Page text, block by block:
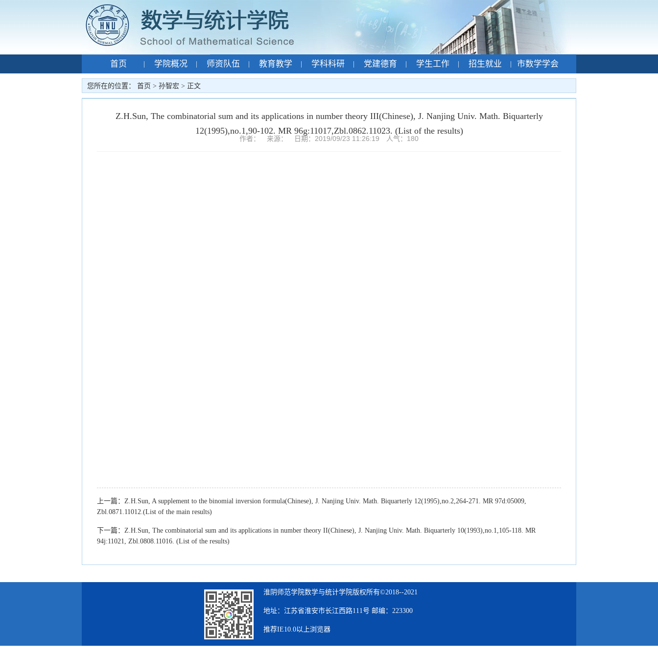
首页 学院概况 师资队伍 教育教学 学科科研 党建德育 学生工作 招生就业
市数学学会
专题网站
| 孙智宏 |
您所在的位置： 首页 > 孙智宏 > 正文
Z.H.Sun, The combinatorial sum and its applications in number theory III(Chinese), J. Nanjing Univ. Math. Biquarterly
12(1995),no.1,90-102. MR 96g:11017,Zbl.0862.11023. (List of the results)
作者： 来源： 日期：2019/09/23 11:26:19 人气： 180
上一篇： Z.H.Sun, A supplement to the binomial inversion formula(Chinese), J. Nanjing Univ. Math. Biquarterly 12(1995),no.2,264-271. MR 97d:05009,
Zbl.0871.11012.(List of the main results)
下一篇： Z.H.Sun, The combinatorial sum and its applications in number theory II(Chinese), J. Nanjing Univ. Math. Biquarterly 10(1993),no.1,105-118. MR
94j:11021, Zbl.0808.11016. (List of the results)
淮阴师范学院数学与统计学院版权所有©2018--2021
地址：江苏省淮安市长江西路111号 邮编：223300
推荐IE10.0以上浏览器